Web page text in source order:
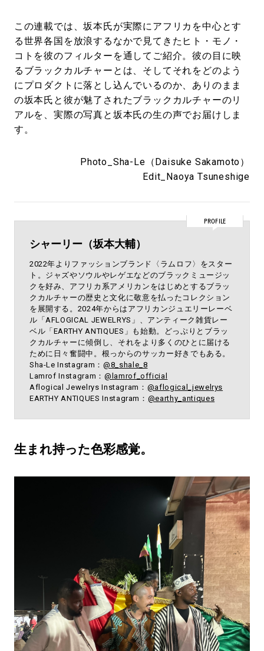
この連載では、坂本氏が実際にアフリカを中心とす
る世界各国を放浪するなかで見てきたヒト・モノ・
コトを彼のフィルターを通してご紹介。彼の目に映
るブラックカルチャーとは、そしてそれをどのよう
にプロダクトに落とし込んでいるのか、ありのまま
の坂本氏と彼が魅了されたブラックカルチャーのリ
アルを、実際の写真と坂本氏の生の声でお届けしま
す。
Photo_Sha-Le（Daisuke Sakamoto）
Edit_Naoya Tsuneshige
PROFILE
シャーリー（坂本大輔）
2022年よりファッションブランド〈ラムロフ〉をスター
ト。ジャズやソウルやレゲエなどのブラックミュージッ
クを好み、アフリカ系アメリカンをはじめとするブラッ
クカルチャーの歴史と文化に敬意を払ったコレクション
を展開する。2024年からはアフリカンジュエリーレーベ
ル「AFLOGICAL JEWELRYS」、アンティーク雑貨レー
ベル「EARTHY ANTIQUES」も始動。どっぷりとブラッ
クカルチャーに傾倒し、それをより多くのひとに届ける
ために日々奮闘中。根っからのサッカー好きでもある。
Sha-Le Instagram： @8_shale_8
Lamrof Instagram： @lamrof_official
Aflogical Jewelrys Instagram： @aflogical_jewelrys
EARTHY ANTIQUES Instagram： @earthy_antiques
生まれ持った色彩感覚。